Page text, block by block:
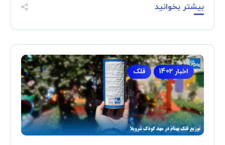
بیشتر بخوانید
اخبار 1402 قلک